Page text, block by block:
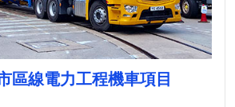
區線電力工程機車項目